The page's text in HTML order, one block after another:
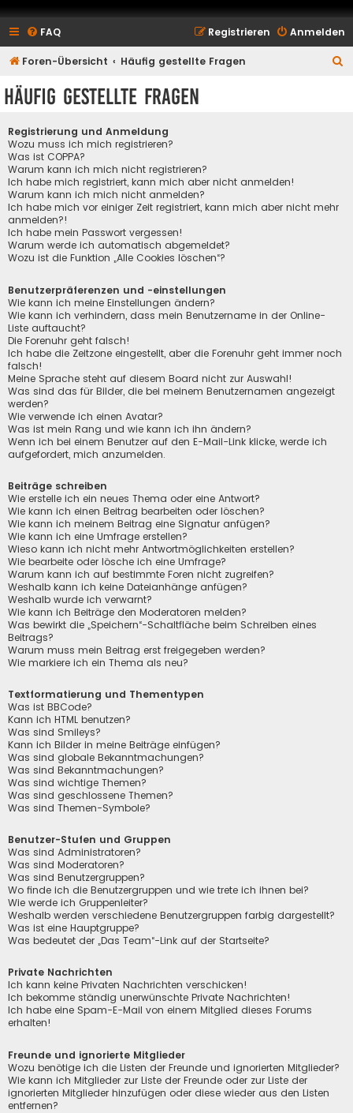
FAQ Anmelden
Registrieren
Foren-Übersicht Häufig gestellte Fragen
Häufig gestellte Fragen
Registrierung und Anmeldung
Wozu muss ich mich registrieren?
Was ist COPPA?
Warum kann ich mich nicht registrieren?
Ich habe mich registriert, kann mich aber nicht anmelden!
Warum kann ich mich nicht anmelden?
Ich habe mich vor einiger Zeit registriert, kann mich aber nicht mehr
anmelden?!
Ich habe mein Passwort vergessen!
Warum werde ich automatisch abgemeldet?
Wozu ist die Funktion „Alle Cookies löschen“?
Benutzerpräferenzen und -einstellungen
Wie kann ich meine Einstellungen ändern?
Wie kann ich verhindern, dass mein Benutzername in der Online-
Liste auftaucht?
Die Forenuhr geht falsch!
Ich habe die Zeitzone eingestellt, aber die Forenuhr geht immer noch
falsch!
Meine Sprache steht auf diesem Board nicht zur Auswahl!
Was sind das für Bilder, die bei meinem Benutzernamen angezeigt
werden?
Wie verwende ich einen Avatar?
Was ist mein Rang und wie kann ich ihn ändern?
Wenn ich bei einem Benutzer auf den E-Mail-Link klicke, werde ich
aufgefordert, mich anzumelden.
Beiträge schreiben
Wie erstelle ich ein neues Thema oder eine Antwort?
Wie kann ich einen Beitrag bearbeiten oder löschen?
Wie kann ich meinem Beitrag eine Signatur anfügen?
Wie kann ich eine Umfrage erstellen?
Wieso kann ich nicht mehr Antwortmöglichkeiten erstellen?
Wie bearbeite oder lösche ich eine Umfrage?
Warum kann ich auf bestimmte Foren nicht zugreifen?
Weshalb kann ich keine Dateianhänge anfügen?
Weshalb wurde ich verwarnt?
Wie kann ich Beiträge den Moderatoren melden?
Was bewirkt die „Speichern“-Schaltfläche beim Schreiben eines
Beitrags?
Warum muss mein Beitrag erst freigegeben werden?
Wie markiere ich ein Thema als neu?
Textformatierung und Thementypen
Was ist BBCode?
Kann ich HTML benutzen?
Was sind Smileys?
Kann ich Bilder in meine Beiträge einfügen?
Was sind globale Bekanntmachungen?
Was sind Bekanntmachungen?
Was sind wichtige Themen?
Was sind geschlossene Themen?
Was sind Themen-Symbole?
Benutzer-Stufen und Gruppen
Was sind Administratoren?
Was sind Moderatoren?
Was sind Benutzergruppen?
Wo finde ich die Benutzergruppen und wie trete ich ihnen bei?
Wie werde ich Gruppenleiter?
Weshalb werden verschiedene Benutzergruppen farbig dargestellt?
Was ist eine Hauptgruppe?
Was bedeutet der „Das Team“-Link auf der Startseite?
Private Nachrichten
Ich kann keine Privaten Nachrichten verschicken!
Ich bekomme ständig unerwünschte Private Nachrichten!
Ich habe eine Spam-E-Mail von einem Mitglied dieses Forums
erhalten!
Freunde und ignorierte Mitglieder
Wozu benötige ich die Listen der Freunde und ignorierten Mitglieder?
Wie kann ich Mitglieder zur Liste der Freunde oder zur Liste der
ignorierten Mitglieder hinzufügen oder diese wieder aus den Listen
entfernen?